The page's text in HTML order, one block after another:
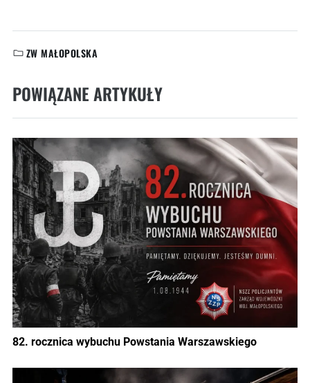
KATEGORIE:
ZW MAŁOPOLSKA
POWIĄZANE ARTYKUŁY
82. rocznica wybuchu Powstania Warszawskiego